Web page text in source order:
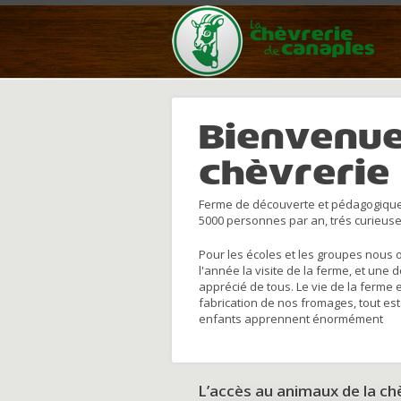
chèvrerie
Ferme de découverte et
5000 personnes par an, trés
Pour les écoles et les groupes nous
l'année la visite de la ferme, et une
apprécié de tous. Le vie de la ferme
fabrication de nos fromages, tout
enfants apprennent énormément
L’accès au animaux de la